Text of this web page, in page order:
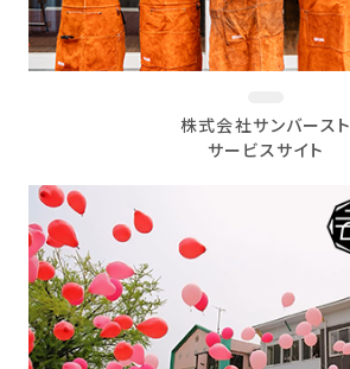
株式会社サンバースト
サービスサイト